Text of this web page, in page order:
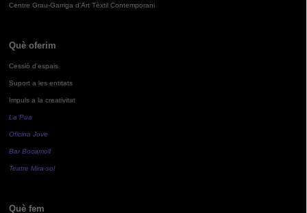
Centre Grau-Garriga d'Art Tèxtil Contemporani
Què oferim
Cessió d'espais
Suport a les entitats
Impuls a la creativitat
La Pua
Oficina Jove
Bar Bocamoll
Teatre Mira-sol
Què fem